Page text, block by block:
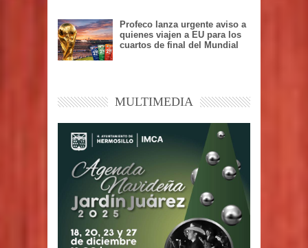
Profeco lanza urgente aviso a
quienes viajen a EU para los
cuartos de final del Mundial
MULTIMEDIA